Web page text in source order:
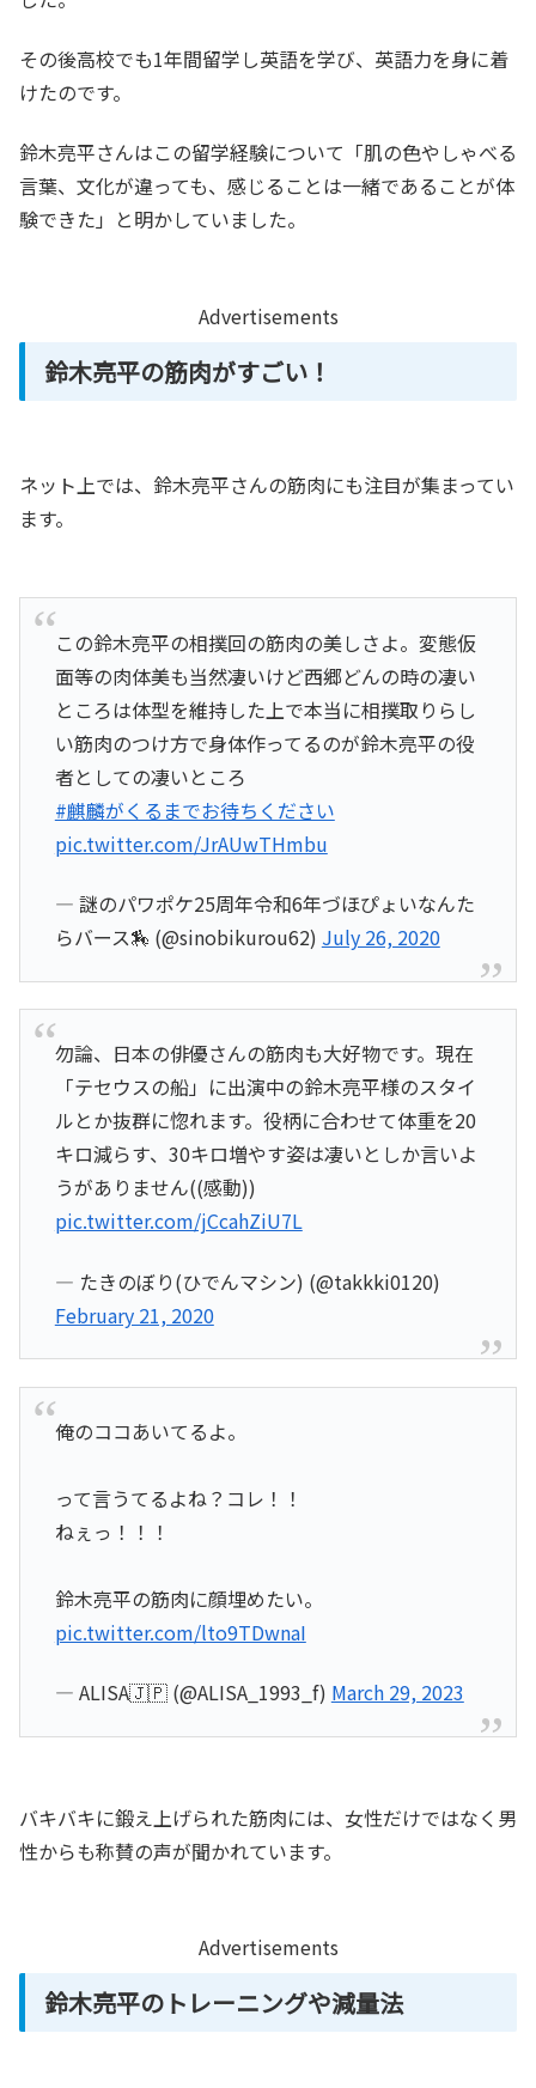
その後高校でも1年間留学し英語を学び、英語力を身に着
けたのです。
鈴木亮平さんはこの留学経験について「肌の色やしゃべる
言葉、文化が違っても、感じることは一緒であることが体
験できた」と明かしていました。
Advertisements
鈴木亮平の筋肉がすごい！
ネット上では、鈴木亮平さんの筋肉にも注目が集まってい
ます。
この鈴木亮平の相撲回の筋肉の美しさよ。変態仮
面等の肉体美も当然凄いけど西郷どんの時の凄い
ところは体型を維持した上で本当に相撲取りらし
い筋肉のつけ方で身体作ってるのが鈴木亮平の役
者としての凄いところ
#麒麟がくるまでお待ちください
pic.twitter.com/JrAUwTHmbu
— 謎のパワポケ25周年令和6年づほぴょいなんた
らバース🏇 (@sinobikurou62) July 26, 2020
勿論、日本の俳優さんの筋肉も大好物です。現在
「テセウスの船」に出演中の鈴木亮平様のスタイ
ルとか抜群に惚れます。役柄に合わせて体重を20
キロ減らす、30キロ増やす姿は凄いとしか言いよ
うがありません((感動))
pic.twitter.com/jCcahZiU7L
— たきのぼり(ひでんマシン) (@takkki0120)
February 21, 2020
俺のココあいてるよ。
って言うてるよね？コレ！！
ねぇっ！！！
鈴木亮平の筋肉に顔埋めたい。
pic.twitter.com/lto9TDwnaI
— ALISA🇯🇵 (@ALISA_1993_f) March 29, 2023
バキバキに鍛え上げられた筋肉には、女性だけではなく男
性からも称賛の声が聞かれています。
Advertisements
鈴木亮平のトレーニングや減量法